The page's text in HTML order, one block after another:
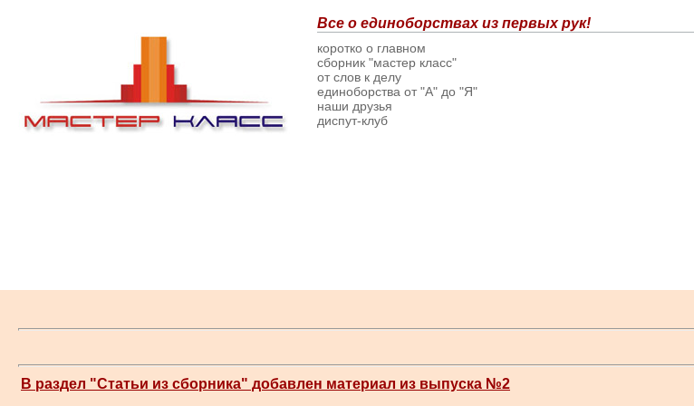
Все о единоборствах из первых рук!
коротко о главном
сборник "мастер класс"
от слов к делу
единоборства от "А" до "Я"
наши друзья
диспут-клуб
В раздел "Статьи из сборника" добавлен материал из выпуска №2